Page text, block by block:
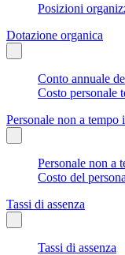
Posizioni
Dotazione organica
Conto annuale
Costo personale
Personale non a tempo
Personale non a
Costo del
Tassi di assenza
Tassi di assenza